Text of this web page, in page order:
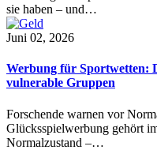
sie haben – und…
Juni 02, 2026
Werbung für Sportwetten:
vulnerable Gruppen
Forschende warnen vor
Glücksspielwerbung gehört
Normalzustand –…